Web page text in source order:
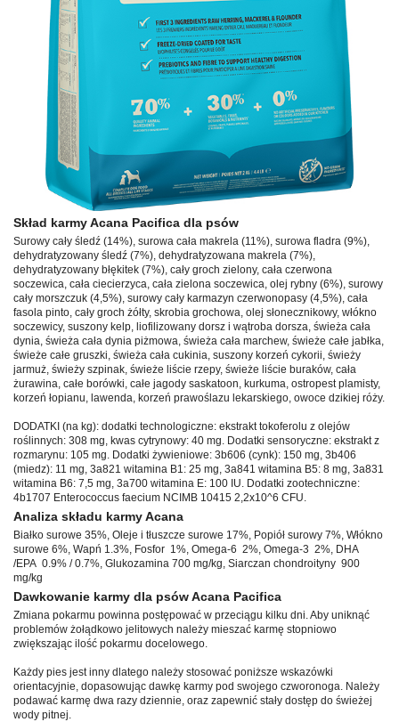
Skład karmy Acana Pacifica dla psów
Surowy cały śledź (14%), surowa cała makrela (11%), surowa fladra (9%),
dehydratyzowany śledź (7%), dehydratyzowana makrela (7%),
dehydratyzowany błękitek (7%), cały groch zielony, cała czerwona
soczewica, cała ciecierzyca, cała zielona soczewica, olej rybny (6%), surowy
cały morszczuk (4,5%), surowy cały karmazyn czerwonopasy (4,5%), cała
fasola pinto, cały groch żółty, skrobia grochowa, olej słonecznikowy, włókno
soczewicy, suszony kelp, liofilizowany dorsz i wątroba dorsza, świeża cała
dynia, świeża cała dynia piżmowa, świeża cała marchew, świeże całe jabłka,
świeże całe gruszki, świeża cała cukinia, suszony korzeń cykorii, świeży
jarmuż, świeży szpinak, świeże liście rzepy, świeże liście buraków, cała
żurawina, całe borówki, całe jagody saskatoon, kurkuma, ostropest plamisty,
korzeń łopianu, lawenda, korzeń prawoślazu lekarskiego, owoce dzikiej róży.
DODATKI (na kg): dodatki technologiczne: ekstrakt tokoferolu z olejów
roślinnych: 308 mg, kwas cytrynowy: 40 mg. Dodatki sensoryczne: ekstrakt z
rozmarynu: 105 mg. Dodatki żywieniowe: 3b606 (cynk): 150 mg, 3b406
(miedz): 11 mg, 3a821 witamina B1: 25 mg, 3a841 witamina B5: 8 mg, 3a831
witamina B6: 7,5 mg, 3a700 witamina E: 100 IU. Dodatki zootechniczne:
4b1707 Enterococcus faecium NCIMB 10415 2,2x10^6 CFU.
Analiza składu karmy Acana
Białko surowe 35%, Oleje i tłuszcze surowe 17%, Popiół surowy 7%, Włókno
surowe 6%, Wapń 1.3%, Fosfor 1%, Omega-6 2%, Omega-3 2%, DHA
/EPA 0.9% / 0.7%, Glukozamina 700 mg/kg, Siarczan chondroityny 900
mg/kg
Dawkowanie karmy dla psów Acana Pacifica
Zmiana pokarmu powinna postępować w przeciągu kilku dni. Aby uniknąć
problemów żołądkowo jelitowych należy mieszać karmę stopniowo
zwiększając ilość pokarmu docelowego.
Każdy pies jest inny dlatego należy stosować poniższe wskazówki
orientacyjnie, dopasowując dawkę karmy pod swojego czworonoga. Należy
podawać karmę dwa razy dziennie, oraz zapewnić stały dostęp do świeżej
wody pitnej.